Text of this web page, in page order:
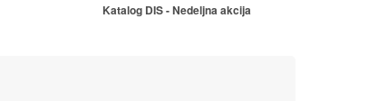
Katalog DIS - Nedeljna akcija